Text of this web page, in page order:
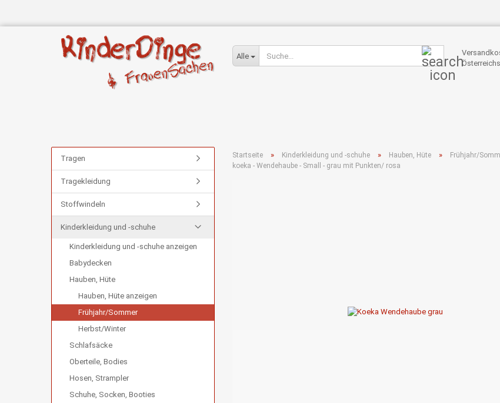
Alle
Suche...
Startseite » Kinderkleidung und -schuhe » Hauben, Hüte » Frühjahr/
koeka - Wendehaube - Small - grau mit Punkten/ rosa
Tragen
Tragekleidung
Stoffwindeln
Kinderkleidung und -schuhe
Kinderkleidung und -schuhe anzeigen
Babydecken
Hauben, Hüte
Hauben, Hüte anzeigen
Frühjahr/Sommer
Herbst/Winter
Schlafsäcke
Oberteile, Bodies
Hosen, Strampler
Schuhe, Socken, Booties